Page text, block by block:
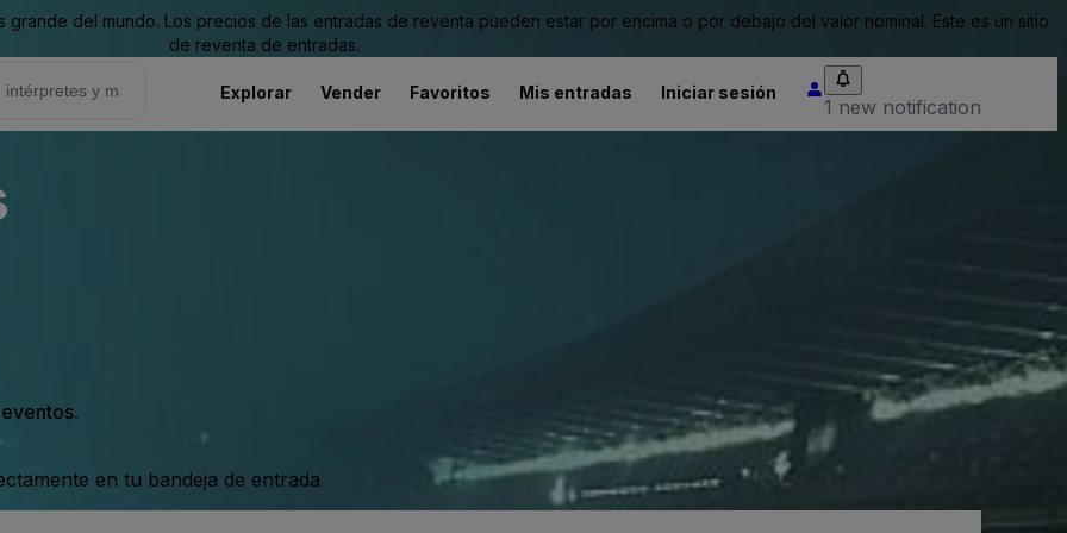
del mundo. Los precios de las entradas de reventa pueden estar por encima o por debajo del valor nominal. Este es un sitio
de reventa de entradas.
Explorar Vender Favoritos Mis entradas Iniciar sesión
1 new notification
en tu bandeja de entrada